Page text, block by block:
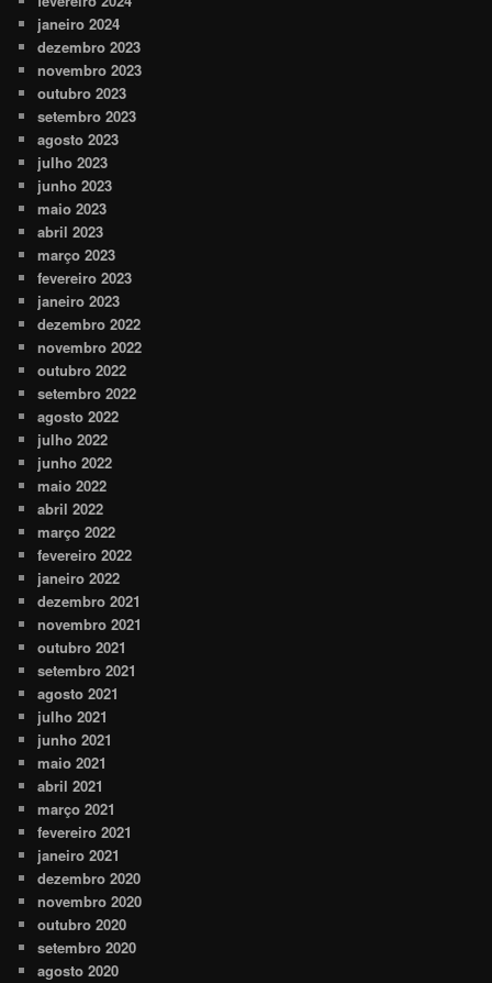
janeiro 2024
dezembro 2023
novembro 2023
outubro 2023
setembro 2023
agosto 2023
julho 2023
junho 2023
maio 2023
abril 2023
março 2023
fevereiro 2023
janeiro 2023
dezembro 2022
novembro 2022
outubro 2022
setembro 2022
agosto 2022
julho 2022
junho 2022
maio 2022
abril 2022
março 2022
fevereiro 2022
janeiro 2022
dezembro 2021
novembro 2021
outubro 2021
setembro 2021
agosto 2021
julho 2021
junho 2021
maio 2021
abril 2021
março 2021
fevereiro 2021
janeiro 2021
dezembro 2020
novembro 2020
outubro 2020
setembro 2020
agosto 2020